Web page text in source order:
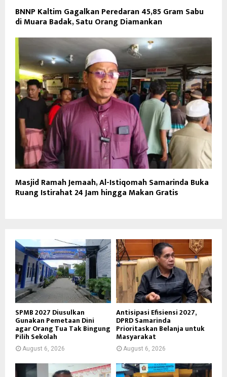
BNNP Kaltim Gagalkan Peredaran 45,85 Gram Sabu
di Muara Badak, Satu Orang Diamankan
Masjid Ramah Jemaah, Al-Istiqomah Samarinda Buka
Ruang Istirahat 24 Jam hingga Makan Gratis
SPMB 2027 Diusulkan
Gunakan Pemetaan Dini
agar Orang Tua Tak Bingung
Pilih Sekolah
August 6, 2026
Antisipasi Efisiensi 2027,
DPRD Samarinda
Prioritaskan Belanja untuk
Masyarakat
August 6, 2026